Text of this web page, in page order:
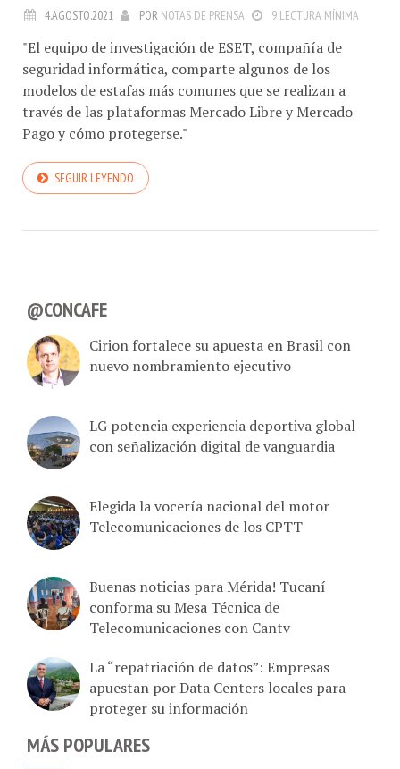
4.AGOSTO.2021 POR NOTAS DE PRENSA 9 LECTURA MÍNIMA
"El equipo de investigación de ESET, compañía de
seguridad informática, comparte algunos de los
modelos de estafas más comunes que se realizan a
través de las plataformas Mercado Libre y Mercado
Pago y cómo protegerse."
SEGUIR LEYENDO
@CONCAFE
Cirion fortalece su apuesta en Brasil con
nuevo nombramiento ejecutivo
LG potencia experiencia deportiva global
con señalización digital de vanguardia
Elegida la vocería nacional del motor
Telecomunicaciones de los CPTT
Buenas noticias para Mérida! Tucaní
conforma su Mesa Técnica de
Telecomunicaciones con Cantv
La “repatriación de datos”: Empresas
apuestan por Data Centers locales para
proteger su información
MÁS POPULARES